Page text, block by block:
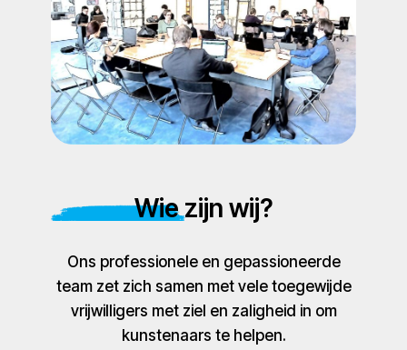
Wie zijn wij?
Ons professionele en gepassioneerde
team zet zich samen met vele toegewijde
vrijwilligers met ziel en zaligheid in om
kunstenaars te helpen.